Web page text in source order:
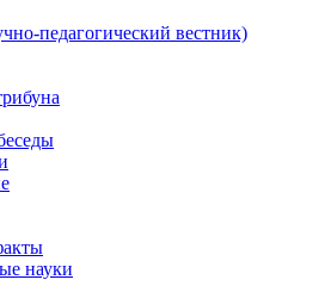
педагогический вестник)
науки